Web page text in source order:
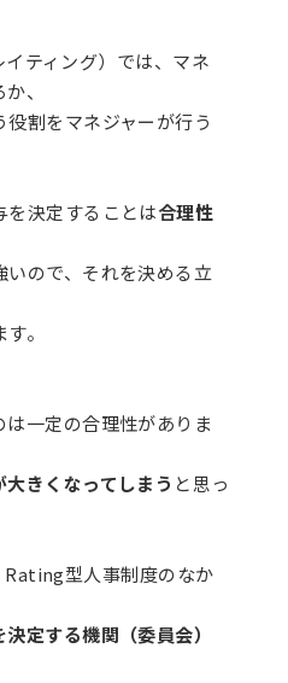
ティング）では、マネ
、
割をマネジャーが行う
を決定することは合理性
いので、それを決める立
。
一定の合理性がありま
きくなってしまう と思っ
型人事制度のなか
定する機関（委員会）